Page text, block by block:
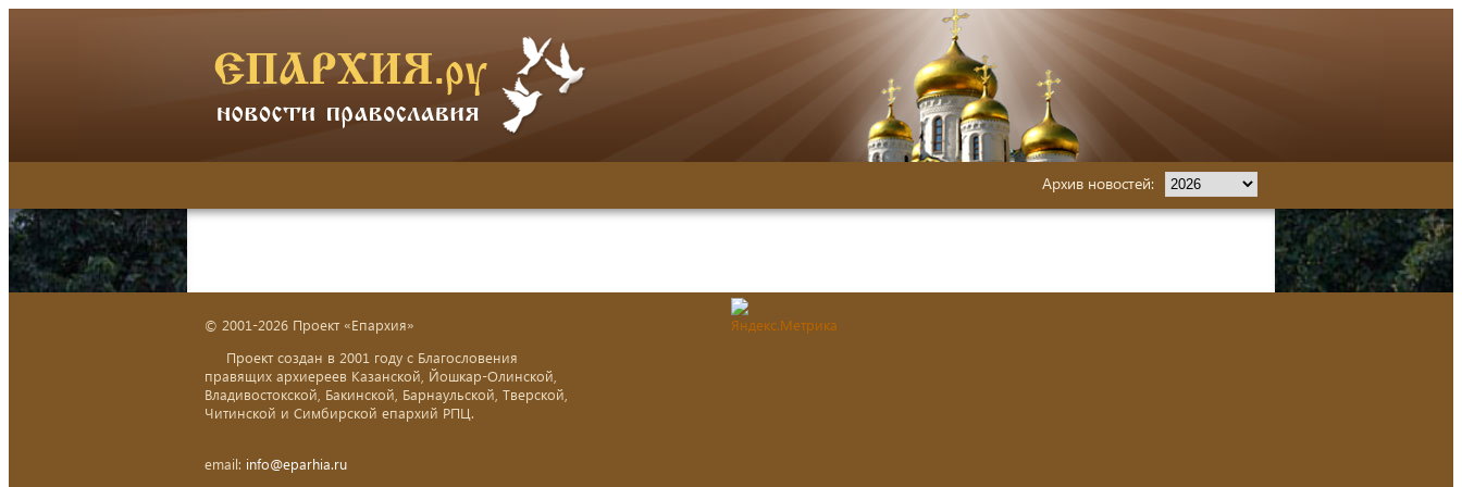
Архив новостей:
© 2001-2026 Проект «Епархия»
Проект создан в 2001 году с Благословения
правящих архиереев Казанской, Йошкар-Олинской,
Владивостокской, Бакинской, Барнаульской, Тверской,
Читинской и Симбирской епархий РПЦ.
email: info@eparhia.ru